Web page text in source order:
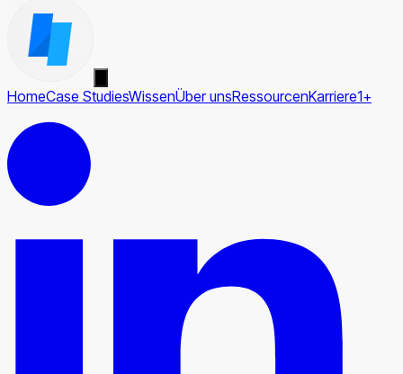
HomeCase StudiesWissenÜber unsRessourcenKarriere1+